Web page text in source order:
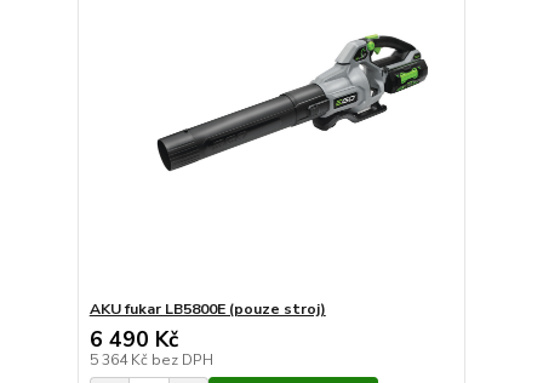
AKU fukar LB5800E (pouze stroj)
6 490 Kč
5 364 Kč bez DPH